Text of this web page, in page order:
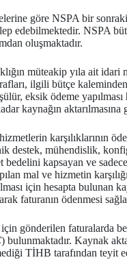
göre NSPA bir sonraki
edebilmektedir. NSPA
oluşmaktadır.
müteakip yıla ait
ilgili bütçe
eksik ödeme
kaynağın aktarılmasına
karşılıklarının
destek, mühendislik,
bedelini kapsayan ve
mal ve hizmetin
için hesapta bulunan
faturanın ödenmesi
gönderilen faturalarda
) bulunmaktadır. Kaynak
TİHB tarafından teyit